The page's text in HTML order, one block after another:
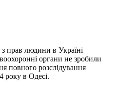
прав людини в Україні
органи не зробили
повного розслідування
року в Одесі.